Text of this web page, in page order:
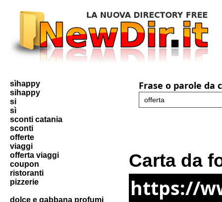
sìhappy
sihappy
si
sì
sconti catania
sconti
offerte
viaggi
offerta viaggi
coupon
ristoranti
pizzerie
dolce e gabbana profumi
Frase o parole da
Carta da
https://